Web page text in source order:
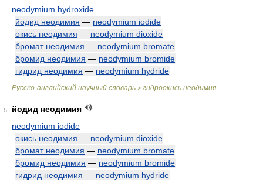
neodymium hydroxide
йодид неодимия — neodymium iodide
окись неодимия — neodymium dioxide
бромат неодимия — neodymium bromate
бромид неодимия — neodymium bromide
гидрид неодимия — neodymium hydride
Русско-английский научный словарь > гидроокись неодимия
5
йодид неодимия
neodymium iodide
окись неодимия — neodymium dioxide
бромат неодимия — neodymium bromate
бромид неодимия — neodymium bromide
гидрид неодимия — neodymium hydride